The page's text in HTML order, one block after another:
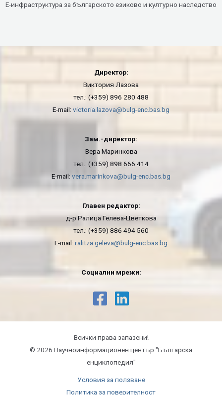
Е-инфраструктура за българското езиково и културно наследство
Директор:
Виктория Лазова
тел.: (+359) 896 280 488
E-mail: victoria.lazova@bulg-enc.bas.bg
Зам.-директор:
Вера Маринкова
тел.: (+359) 898 666 414
E-mail: vera.marinkova@bulg-enc.bas.bg
Главен редактор:
д-р Ралица Гелева-Цветкова
тел.: (+359) 886 494 560
E-mail: ralitza.geleva@bulg-enc.bas.bg
Социални мрежи:
Всички права запазени!
© 2026 Научноинформационeн център "Българска
енциклопедия"
Условия за ползване
Политика за поверителност